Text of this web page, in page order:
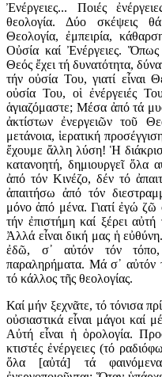
Ἐνέργειες... Ποιές
θεολογία. Δύο σκέψεις θά
Θεολογία, ἐμπειρία,
Οὐσία καί Ἐνέργειες.
Θεός ἔχει τή δυνατότητα,
τήν οὐσία Του, γιατί εἶναι
οὐσία Του, οἱ ἐνέργειές
ἁγιαζόμαστε; Μέσα ἀπό τά
ἀκτίστων ἐνεργειῶν τοῦ
μετάνοια, ἱερατική
ἔχουμε ἄλλη λύση! Ἡ
κατανοητή, δημιουργεῖ ὅλα
ἀπό τόν Κινέζο, δέν τό
ἀπαιτήσω ἀπό τόν
μόνο ἀπό μένα. Γιατί ἐγώ ζῶ
τήν ἐπιστήμη καί ξέρει
Ἀλλά εἶναι δική μας ἡ
ἐδῶ, σ᾽ αὐτόν τόν
παραληρήματα. Μά σ᾽ αὐτόν
τό κάλλος τῆς θεολογίας.
Καί μήν ξεχνᾶτε, τό τόνισα
οὐσιαστικά εἶναι μάγοι καί
Αὐτή εἶναι ἡ ὁρολογία.
κτιστές ἐνέργειες (τό
ὅλα [αὐτά] τά φαινόμενα